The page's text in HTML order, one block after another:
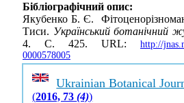
Бібліографічний опис:
Якубенко Б. Є.
Тиси. Український ботанічний
4. С. 425. URL: http://
0000578005
Ukrainian Botanical
(2016, 73(4))